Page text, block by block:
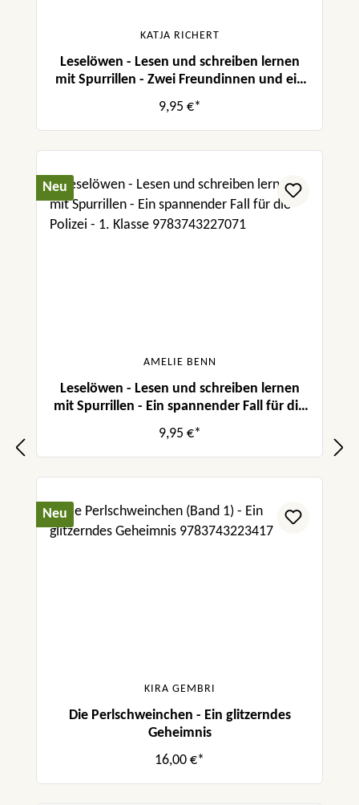
KATJA RICHERT
Leselöwen - Lesen und schreiben lernen
mit Spurrillen - Zwei Freundinnen und ein
neugieriger Welpe
9,95 €*
Neu
AMELIE BENN
Leselöwen - Lesen und schreiben lernen
mit Spurrillen - Ein spannender Fall für die
Polizei
9,95 €*
Neu
KIRA GEMBRI
Die Perlschweinchen - Ein glitzerndes
Geheimnis
16,00 €*